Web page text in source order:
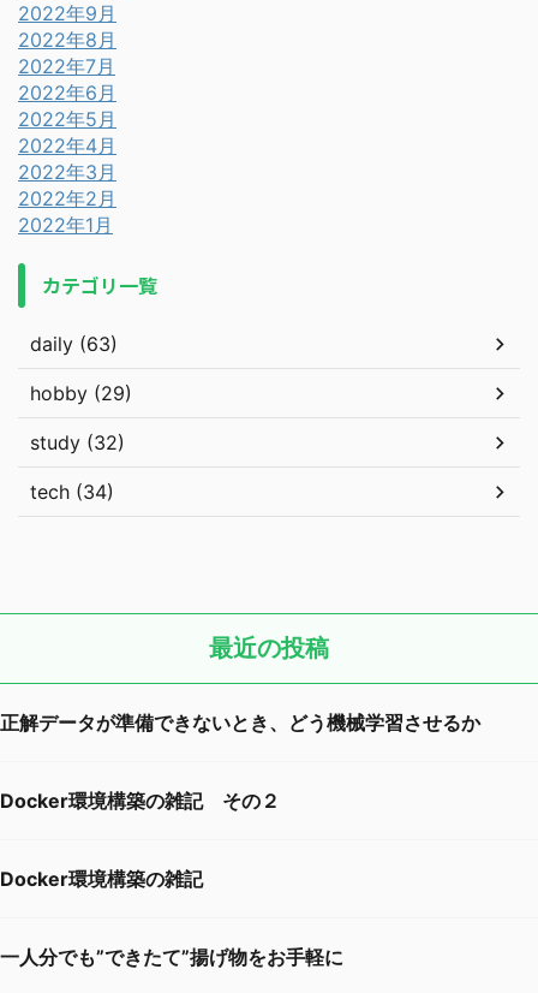
2022年9月
2022年8月
2022年7月
2022年6月
2022年5月
2022年4月
2022年3月
2022年2月
2022年1月
カテゴリ一覧
daily (63)
hobby (29)
study (32)
tech (34)
最近の投稿
正解データが準備できないとき、どう機械学習させるか
Docker環境構築の雑記 その２
Docker環境構築の雑記
一人分でも”できたて”揚げ物をお手軽に